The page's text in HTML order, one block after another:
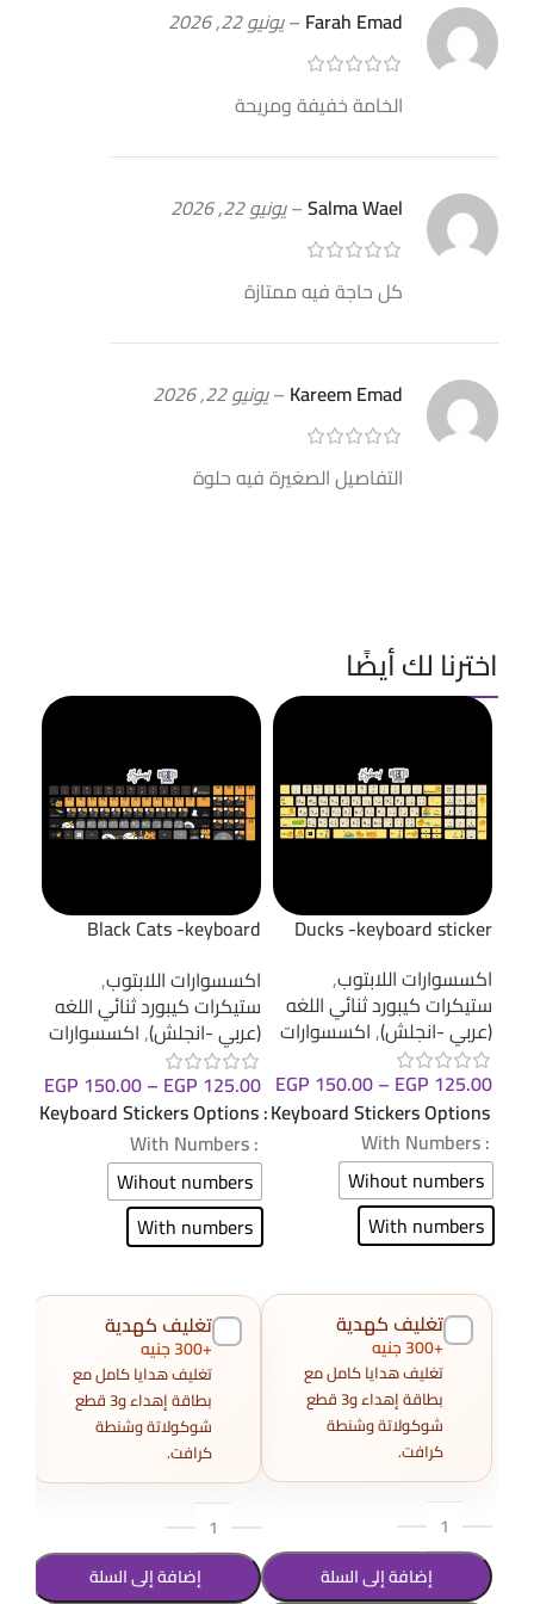
Farah Emad
–يونيو 22, 2026
الخامة خفيفة ومريحة
Salma Wael
–يونيو 22, 2026
كل حاجة فيه ممتازة
Kareem Emad
–يونيو 22, 2026
التفاصيل الصغيرة فيه حلوة
اخترنا لك أيضًا
Ducks -keyboard sticker
اكسسوارات اللابتوب,
ستيكرات كيبورد ثنائي اللغه
(عربي -انجلش),اكسسوارات
EGP 125.00
–
EGP 150.00
Keyboard Stickers Options
: With Numbers
Wihout numbers
With numbers
تغليف كهدية
+300 جنيه
تغليف هدايا كامل مع
بطاقة إهداء و3 قطع
شوكولاتة وشنطة
كرافت.
إضافة إلى السلة
Black Cats -keyboard
اكسسوارات اللابتوب,
ستيكرات كيبورد ثنائي اللغه
(عربي -انجلش),اكسسوارات
EGP 125.00
–
EGP 150.00
Keyboard Stickers Options
: With Numbers
Wihout numbers
With numbers
تغليف كهدية
+300 جنيه
تغليف هدايا كامل مع
بطاقة إهداء و3 قطع
شوكولاتة وشنطة
كرافت.
إضافة إلى السلة